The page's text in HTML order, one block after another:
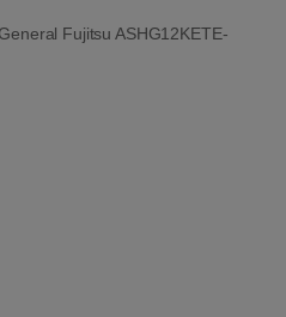
Fujitsu ASHG12KETE-